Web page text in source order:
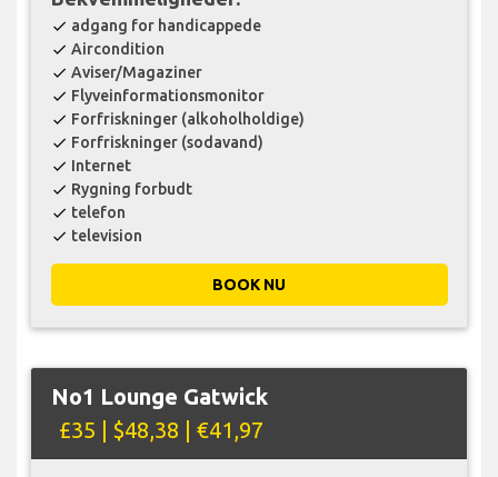
check adgang for handicappede
check Aircondition
check Aviser/Magaziner
check Flyveinformationsmonitor
check Forfriskninger (alkoholholdige)
check Forfriskninger (sodavand)
check Internet
check Rygning forbudt
check telefon
check television
BOOK NU
No1 Lounge Gatwick
£35 | $48,38 | €41,97